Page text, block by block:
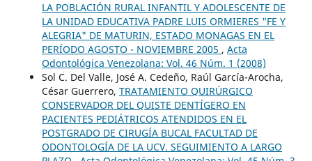
LA POBLACIÓN RURAL INFANTIL Y ADOLESCENTE DE
LA UNIDAD EDUCATIVA PADRE LUIS ORMIERES "FE Y
ALEGRIA" DE MATURIN, ESTADO MONAGAS EN EL
PERÍODO AGOSTO - NOVIEMBRE 2005 , Acta
Odontológica Venezolana: Vol. 46 Núm. 1 (2008)
Sol C. Del Valle, José A. Cedeño, Raúl García-Arocha,
César Guerrero, TRATAMIENTO QUIRÚRGICO
CONSERVADOR DEL QUISTE DENTÍGERO EN
PACIENTES PEDIÁTRICOS ATENDIDOS EN EL
POSTGRADO DE CIRUGÍA BUCAL FACULTAD DE
ODONTOLOGÍA DE LA UCV. SEGUIMIENTO A LARGO